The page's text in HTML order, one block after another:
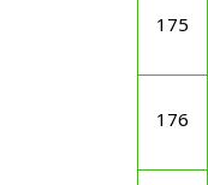
175
176